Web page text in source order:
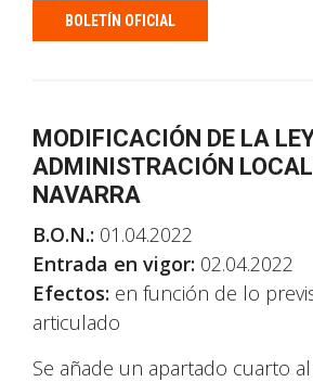
BOLETÍN OFICIAL
MODIFICACIÓN DE LA
ADMINISTRACIÓN
NAVARRA
B.O.N.: 01.04.2022
Entrada en vigor: 02.04.2022
Efectos: en función de lo
articulado
Se añade un apartado cuarto